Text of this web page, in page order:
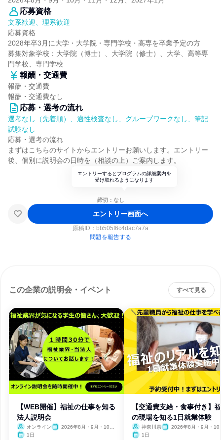
応募資格
文系歓迎、理系歓迎
応募資格
2028年卒3月に大学・大学院・専門学校・高専を卒業予定の方
募集対象学校：大学院（博士）、大学院（修士）、大学、高等専
門学校、専門学校
報酬・交通費
報酬・交通費
報酬・交通費なし
応募・選考の流れ
選考なし（先着順）、適性検査なし、グループワークなし、筆記
試験なし
応募・選考の流れ
まずはこちらのサイトからエントリーお願いします。エントリー
後、個別に説明会の日時を（相談の上）ご案内します。
エントリーするとプログラムの詳細案内を
受け取れるようになります
締切：なし
エントリー画面へ
原稿ID： bb505f6c4dac7a7a
問題を報告する
この企業の説明会・イベント すべて見る
【WEB開催】福祉の仕事を知る
法人説明会
オンライン
2026年8月・9月・10
1日
【交通費支給・食事付き】
の現場を知る1日就業体験
神奈川県
2026年8月・9月・10
1日